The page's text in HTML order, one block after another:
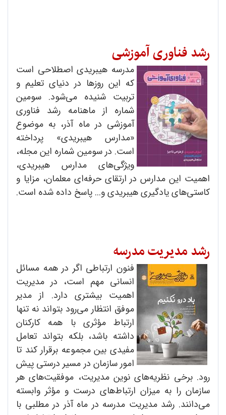
رشد فناوری آموزشی
مدرسه هیبریدی اصطلاحی است
که این روزها در دنیای تعلیم و
تربیت شنیده می‌شود. سومین
شماره از ماهنامه رشد فناوری
آموزشی در ماه آذر، به موضوع
«مدارس هیبریدی» پرداخته
است. در سومین شماره این مجله،
ویژگی‌های مدارس هیبریدی،
اهمیت این مدارس در ارتقای حرفه‌ای معلمان، مزایا و
کاستی‌های یادگیری هیبریدی و... پاسخ داده شده است.
رشد مدیریت مدرسه
فنون ارتباطی اگر در همه مسائل
انسانی مهم است، در مدیریت
اهمیت بیشتری دارد. از مدیر
موفق انتظار می‌رود بتواند نه تنها
ارتباط مؤثری با همه کارکنان
داشته باشد، بلکه بتواند تعامل
مفیدی بین مجموعه برقرار کند تا
امور سازمان در مسیر درستی پیش
رود. برخی نظریه‌های نوین مدیریت، موفقیت‌های هر
سازمان را به میزان ارتباط‌های درست و مؤثر وابسته
می‌دانند. رشد مدیریت مدرسه در ماه آذر در مطلبی با